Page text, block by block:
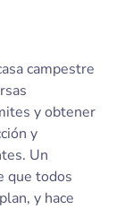
campestre
y obtener
y
Un
que todos
y hace